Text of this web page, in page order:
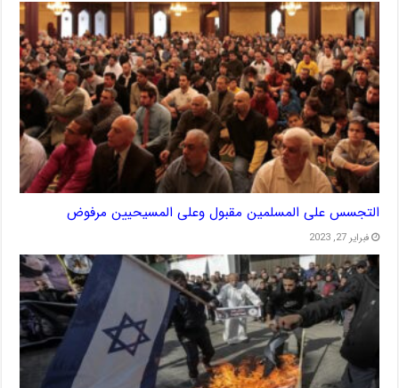
التجسس على المسلمين مقبول وعلى المسيحيين مرفوض
فبراير 27, 2023